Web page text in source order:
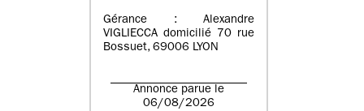
Gérance : Alexandre
VIGLIECCA domicilié 70 rue
Bossuet, 69006 LYON
Annonce parue le
06/08/2026